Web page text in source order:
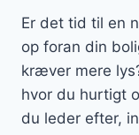
Er det tid til en
op foran din
kræver mere
hvor du hurtigt
du leder efter,